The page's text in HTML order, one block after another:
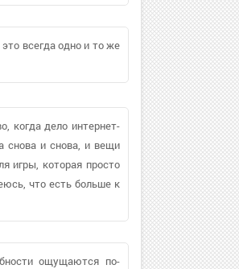
всегда одно и то же
когда дело интернет-
снова и снова, и вещи
игры, которая просто
что есть больше к
ощущаются по-